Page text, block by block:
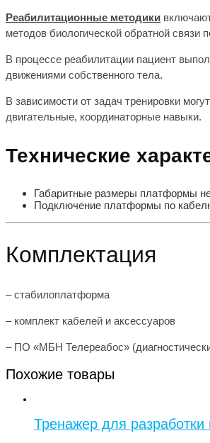
Реабилитационные методики
методов биологической обратной связи
В процессе реабилитации пациент
движениями собственного тела.
В зависимости от задач тренировки
двигательные, координаторные навыки.
Технические
Габаритные размеры платформы
Подключение платформы по
Комплектация
– стабилоплатформа
– комплект кабелей и аксессуаров
– ПО «МБН Телереабос»
Похожие товары
Тренажер для разработки